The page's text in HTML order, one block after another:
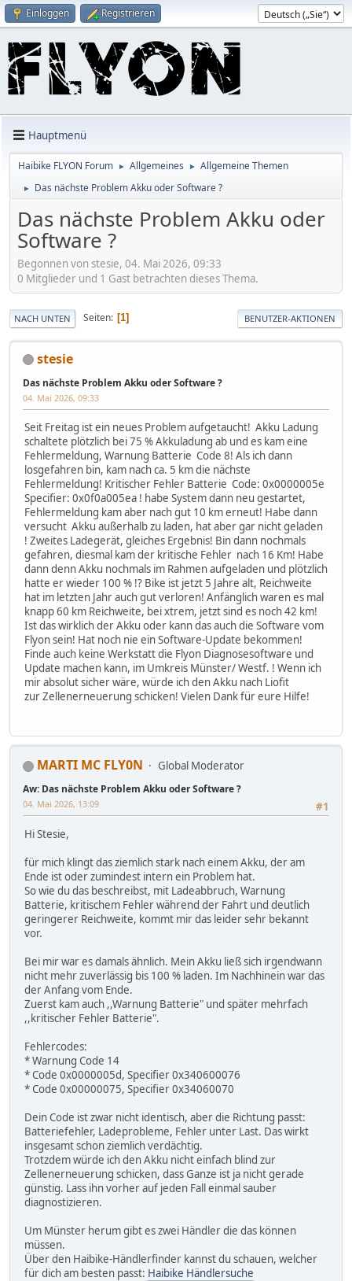
Einloggen Registrieren
Hauptmenü
Haibike FLYON Forum ► Allgemeines ► Allgemeine Themen
► Das nächste Problem Akku oder Software ?
Das nächste Problem Akku oder
Software ?
Begonnen von stesie, 04. Mai 2026, 09:33
0 Mitglieder und 1 Gast betrachten dieses Thema.
NACH UNTEN Seiten 1 BENUTZER-AKTIONEN
stesie
Das nächste Problem Akku oder Software ?
04. Mai 2026, 09:33
Seit Freitag ist ein neues Problem aufgetaucht! Akku Ladung
schaltete plötzlich bei 75 % Akkuladung ab und es kam eine
Fehlermeldung, Warnung Batterie Code 8! Als ich dann
losgefahren bin, kam nach ca. 5 km die nächste
Fehlermeldung! Kritischer Fehler Batterie Code: 0x0000005e
Specifier: 0x0f0a005ea ! habe System dann neu gestartet,
Fehlermeldung kam aber nach gut 10 km erneut! Habe dann
versucht Akku außerhalb zu laden, hat aber gar nicht geladen
! Zweites Ladegerät, gleiches Ergebnis! Bin dann nochmals
gefahren, diesmal kam der kritische Fehler nach 16 Km! Habe
dann denn Akku nochmals im Rahmen aufgeladen und plötzlich
hatte er wieder 100 % !? Bike ist jetzt 5 Jahre alt, Reichweite
hat im letzten Jahr auch gut verloren! Anfänglich waren es mal
knapp 60 km Reichweite, bei xtrem, jetzt sind es noch 42 km!
Ist das wirklich der Akku oder kann das auch die Software vom
Flyon sein! Hat noch nie ein Software-Update bekommen!
Finde auch keine Werkstatt die Flyon Diagnosesoftware und
Update machen kann, im Umkreis Münster/ Westf. ! Wenn ich
mir absolut sicher wäre, würde ich den Akku nach Liofit
zur Zellenerneuerung schicken! Vielen Dank für eure Hilfe!
MARTI MC FLY0N Global Moderator
Aw: Das nächste Problem Akku oder Software ?
#1
04. Mai 2026, 13:09
Hi Stesie,
für mich klingt das ziemlich stark nach einem Akku, der am
Ende ist oder zumindest intern ein Problem hat.
So wie du das beschreibst, mit Ladeabbruch, Warnung
Batterie, kritischem Fehler während der Fahrt und deutlich
geringerer Reichweite, kommt mir das leider sehr bekannt
vor.
Bei mir war es damals ähnlich. Mein Akku ließ sich irgendwann
nicht mehr zuverlässig bis 100 % laden. Im Nachhinein war das
der Anfang vom Ende.
Zuerst kam auch ,,Warnung Batterie" und später mehrfach
,,kritischer Fehler Batterie".
Fehlercodes:
* Warnung Code 14
* Code 0x0000005d, Specifier 0x340600076
* Code 0x00000075, Specifier 0x34060070
Dein Code ist zwar nicht identisch, aber die Richtung passt:
Batteriefehler, Ladeprobleme, Fehler unter Last. Das wirkt
insgesamt schon ziemlich verdächtig.
Trotzdem würde ich den Akku nicht einfach blind zur
Zellenerneuerung schicken, dass Ganze ist ja nicht gerade
günstig. Lass ihn vorher auf jeden Fall einmal sauber
diagnostizieren.
Um Münster herum gibt es zwei Händler die das können
müssen.
Über den Haibike-Händlerfinder kannst du schauen, welcher
für dich am besten passt: Haibike Händlersuche